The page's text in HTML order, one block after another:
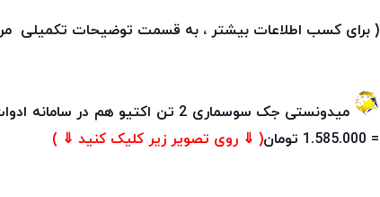
( برای کسب اطلاعات بیشتر ، به قسمت توضیحات تکمیلی
میدونستی جک سوسماری 2 تن اکتیو هم
= 1.585.000 تومان
( ⇓ روی تصویر زیر کلیک کنید ⇓ )